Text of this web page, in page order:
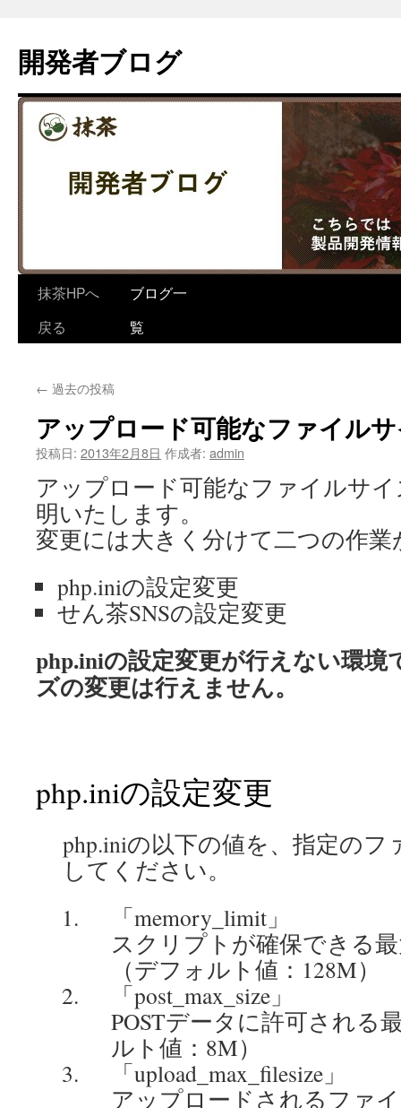
テ
ン
へ
ス
キ
ッ
プ
開発者ブログ
抹茶HPへ
戻る
ブログ一
覧
← 過去の投稿
アップロード可能なファイル
投稿日: 2013年2月8日 作成者: admin
アップロード可能なファイルサ
明いたします。
変更には大きく分けて二つの作
php.iniの設定変更
せん茶SNSの設定変更
php.iniの設定変更が行えない環
ズの変更は行えません。
php.iniの設定変更
php.iniの以下の値を、指定の
してください。
「memory_limit」
スクリプトが確保できる
（デフォルト値：128M）
「post_max_size」
POSTデータに許可される
ルト値：8M）
「upload_max_filesize」
アップロードされるファ